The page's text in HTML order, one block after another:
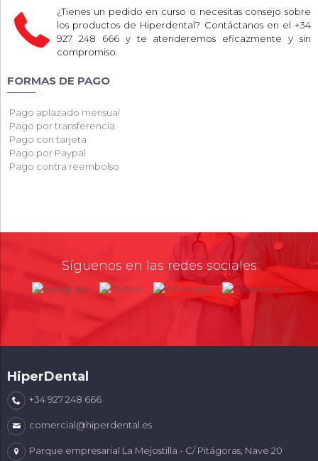
¿Tienes un pedido en curso o necesitas consejo sobre
los productos de Hiperdental? Contáctanos en el +34
927 248 666 y te atenderemos eficazmente y sin
compromiso.
FORMAS DE PAGO
Pago aplazado mensual
Pago por transferencia
Pago con tarjeta
Pago por Paypal
Pago contra reembolso
Síguenos en las redes sociales:
HiperDental
+34 927 248 666
comercial@hiperdental.es
Parque empresarial La Mejostilla - C/ Pitágoras, Nave 20